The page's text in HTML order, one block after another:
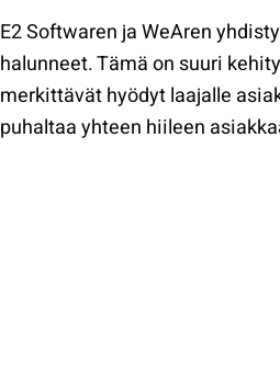
E2 Softwaren ja WeAren
halunneet. Tämä on suuri
merkittävät hyödyt laajalle
puhaltaa yhteen hiileen